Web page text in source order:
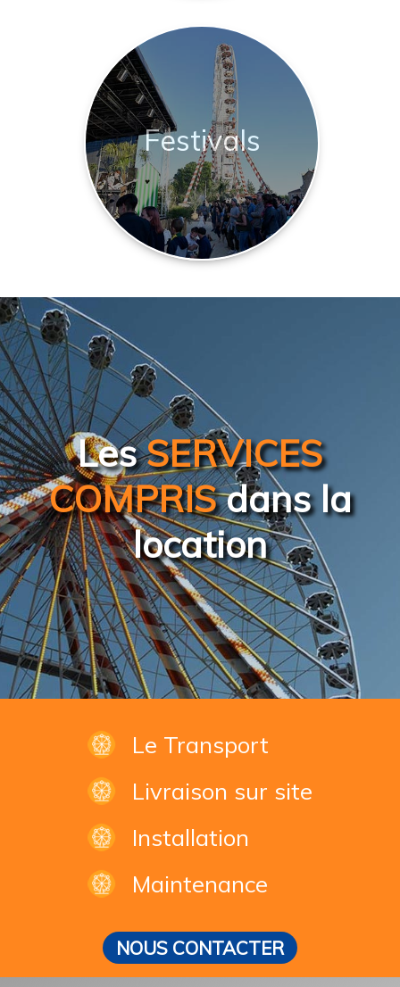
Festivals
LesSERVICES
COMPRISdans la
location
Le Transport
Livraison sur site
Installation
Maintenance
NOUS CONTACTER